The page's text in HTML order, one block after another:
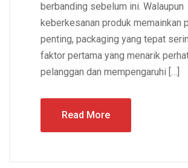
berbanding sebelum ini. Walaupun
keberkesanan produk memainkan
penting, packaging yang tepat
faktor pertama yang menarik
pelanggan dan mempengaruhi […]
Read More